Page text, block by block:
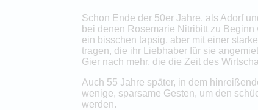
Schon Ende der 50er Jahre, als Adorf
bei denen Rosemarie Nitribitt zu
ein bisschen tapsig, aber mit einer
tragen, die ihr Liebhaber für sie
Gier nach mehr, die die Zeit des
Auch 55 Jahre später, in dem
wenige, sparsame Gesten, um den
werden.